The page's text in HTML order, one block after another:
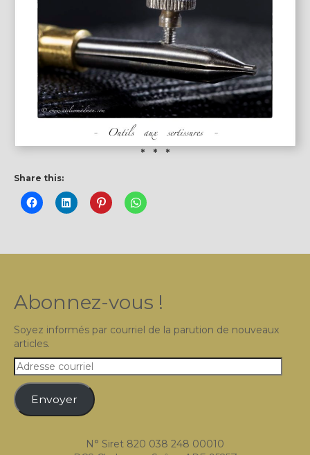
* * *
Share this:
Abonnez-vous !
Soyez informés par courriel de la parution de nouveaux
articles.
Adresse
courriel
Envoyer
N° Siret 820 038 248 00010